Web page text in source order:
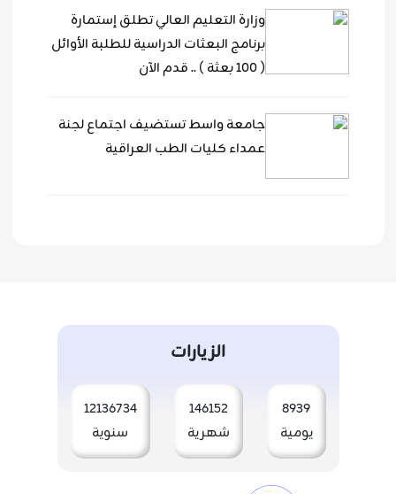
وزارة التعليم العالي تطلق إستمارة
برنامج البعثات الدراسية للطلبة الأوائل
( 100 بعثة ) .. قدم الآن
جامعة واسط تستضيف اجتماع لجنة
عمداء كليات الطب العراقية
الزيارات
8939
يومية
146152
شهرية
12136734
سنوية